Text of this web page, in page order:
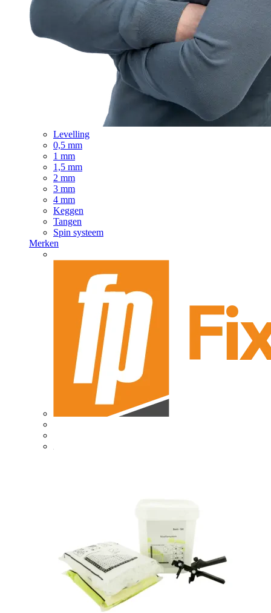
Levelling
0,5 mm
1 mm
1,5 mm
2 mm
3 mm
4 mm
Keggen
Tangen
Spin systeem
Merken